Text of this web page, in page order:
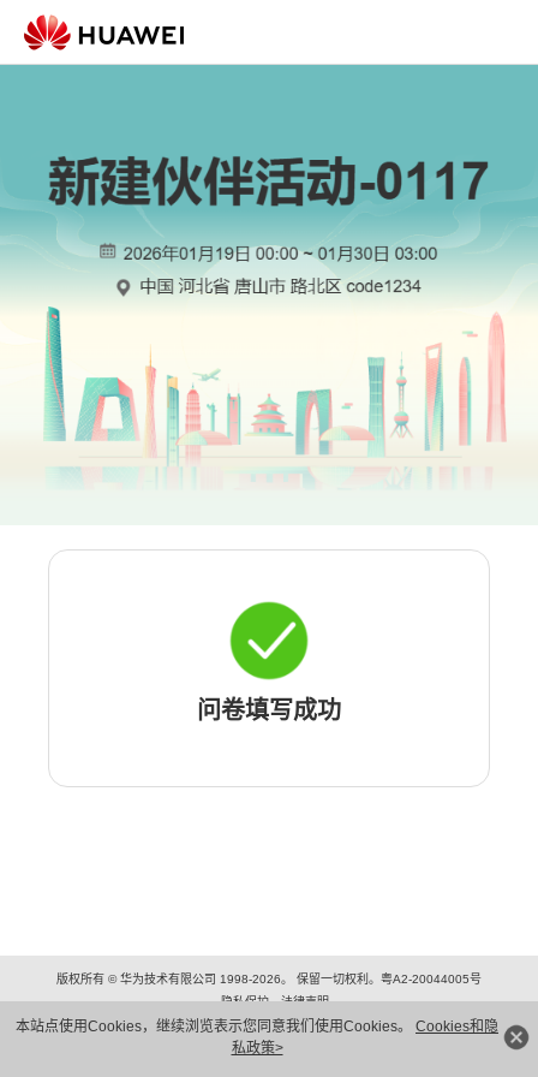
本站点使用Cookies，继续浏览表示您同意我们使用Cookies。 Cookies和隐
私政策>
问卷填写成功
版权所有 © 华为技术有限公司 1998-2026。 保留一切权利。粤A2-20044005号
隐私保护
法律声明